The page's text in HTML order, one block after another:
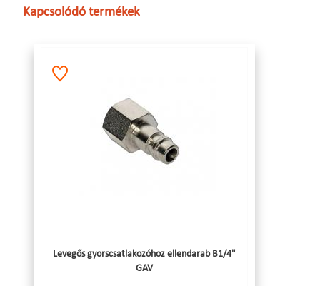
Kapcsolódó termékek
Levegős gyorscsatlakozóhoz ellendarab B1/4"
GAV